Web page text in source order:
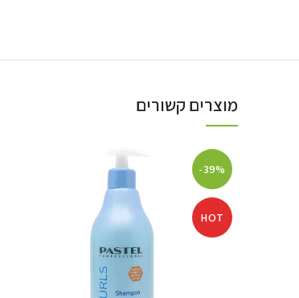
מוצרים קשורים
-39%
HOT